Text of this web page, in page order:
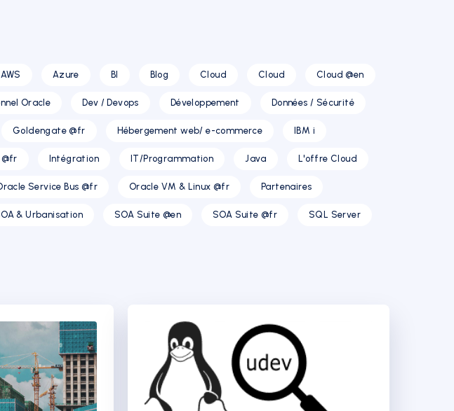
AWS Azure BI Blog Cloud Cloud Cloud @en
Oracle Dev / Devops Développement Données / Sécurité
Goldengate @fr Hébergement web/ e-commerce IBM i
Intégration IT/Programmation Java L'offre Cloud
Service Bus @fr Oracle VM & Linux @fr Partenaires
& Urbanisation SOA Suite @en SOA Suite @fr SQL Server